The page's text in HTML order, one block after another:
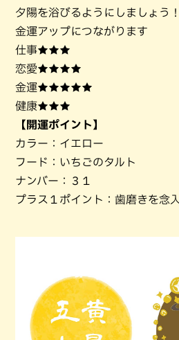
夕陽を浴びるようにしましょう！
金運アップにつながります
仕事★★★
恋愛★★★★
金運★★★★★
健康★★★
【開運ポイント】
カラー：イエロー
フード：いちごのタルト
ナンバー：３１
プラス１ポイント：歯磨きを念